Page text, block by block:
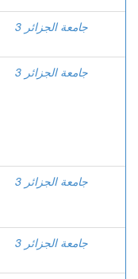
جامعة الجزائر 3
جامعة الجزائر 3
جامعة الجزائر 3
جامعة الجزائر 3